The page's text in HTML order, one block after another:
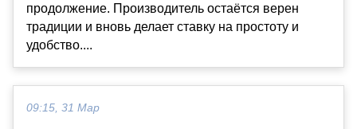
продолжение. Производитель остаётся верен
традиции и вновь делает ставку на простоту и
удобство....
09:15, 31 Мар